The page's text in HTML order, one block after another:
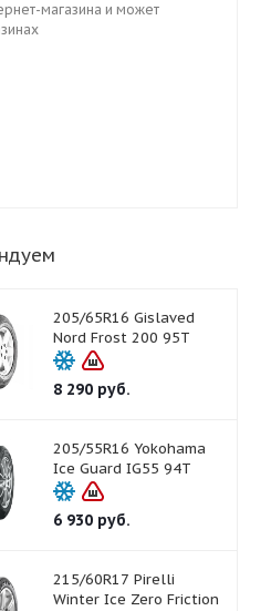
магазина и может
205/65R16 Gislaved
Nord Frost 200 95T
8 290руб.
205/55R16 Yokohama
Ice Guard IG55 94T
6 930руб.
215/60R17 Pirelli
Winter Ice Zero Friction